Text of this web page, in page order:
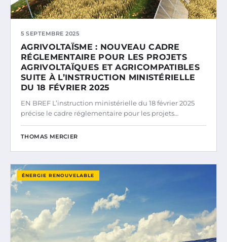
5 SEPTEMBRE 2025
AGRIVOLTAÏSME : NOUVEAU CADRE
RÉGLEMENTAIRE POUR LES PROJETS
AGRIVOLTAÏQUES ET AGRICOMPATIBLES
SUITE À L’INSTRUCTION MINISTÉRIELLE
DU 18 FÉVRIER 2025
EN BREF L’instruction ministérielle du 18 février 2025
précise le cadre réglementaire pour les projets…
THOMAS MERCIER
ÉNERGIE RENOUVELABLE